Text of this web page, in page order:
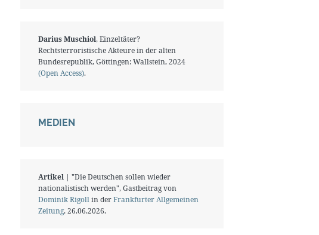
Darius Muschiol, Einzeltäter?
Rechtsterroristische Akteure in der alten
Bundesrepublik, Göttingen: Wallstein, 2024
(Open Access).
MEDIEN
Artikel| "Die Deutschen sollen wieder
nationalistisch werden", Gastbeitrag von
Dominik Rigollin derFrankfurter Allgemeinen
Zeitung, 26.06.2026.